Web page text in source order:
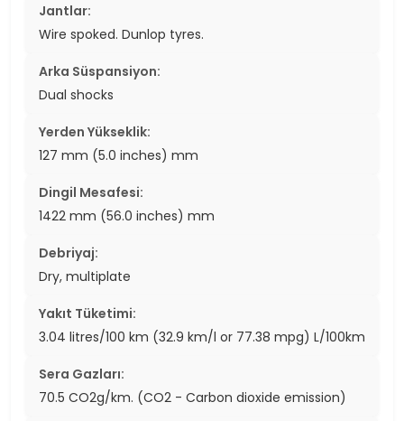
Jantlar:
Wire spoked. Dunlop tyres.
Arka Süspansiyon:
Dual shocks
Yerden Yükseklik:
127 mm (5.0 inches) mm
Dingil Mesafesi:
1422 mm (56.0 inches) mm
Debriyaj:
Dry, multiplate
Yakıt Tüketimi:
3.04 litres/100 km (32.9 km/l or 77.38 mpg) L/100km
Sera Gazları:
70.5 CO2g/km. (CO2 - Carbon dioxide emission)